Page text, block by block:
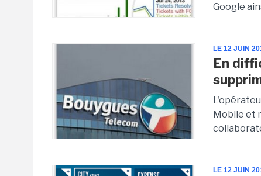
Google
LE 12 JUIN
En
Mobile et
LE 12 JUIN